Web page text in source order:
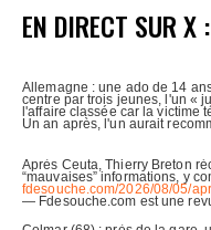
EN DIRECT SUR X :